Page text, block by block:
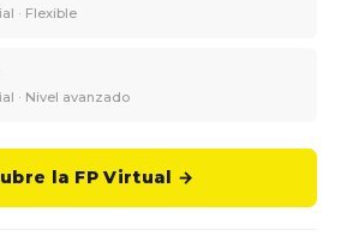
· Flexible
· Nivel avanzado
la FP Virtual →